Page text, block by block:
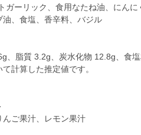
ガーリック、食用なたね油、にん
、食塩、香辛料、バジル
、脂質 3.2g、炭水化物 12.8g、食
計算した推定値です。
んご果汁、レモン果汁